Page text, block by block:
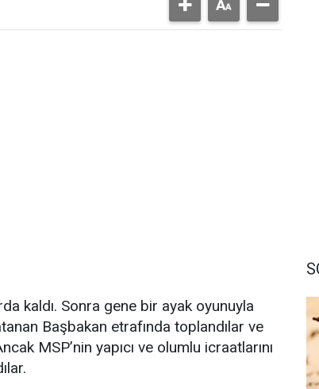
kaldı. Sonra gene bir ayak oyunuyla
Başbakan etrafında toplandılar ve
MSP’nin yapıcı ve olumlu icraatlarını